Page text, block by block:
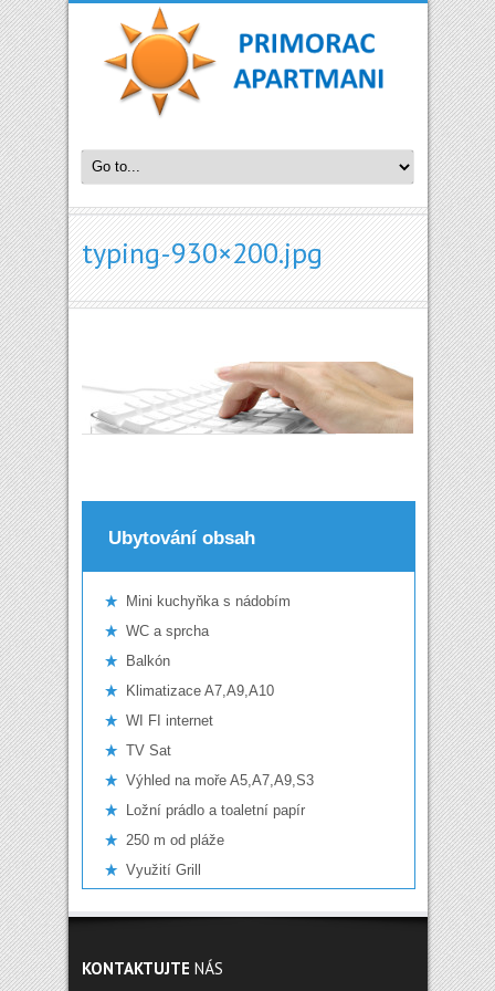
typing-930×200.jpg
Ubytování obsah
Mini kuchyňka s nádobím
WC a sprcha
Balkón
Klimatizace A7,A9,A10
WI FI internet
TV Sat
Výhled na moře A5,A7,A9,S3
Ložní prádlo a toaletní papír
250 m od pláže
Využití Grill
KONTAKTUJTE NÁS